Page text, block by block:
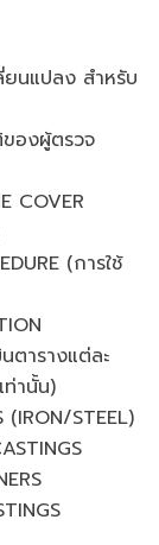
ยนแปลง สำหรับ
ของผู้ตรวจ
COVER
(การใช้
นตารางแต่ละ
ท่านั้น)
(IRON/STEEL)